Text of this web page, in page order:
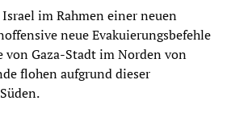
im Rahmen einer neuen
neue Evakuierungsbefehle
von Gaza-Stadt im Norden von
flohen aufgrund dieser